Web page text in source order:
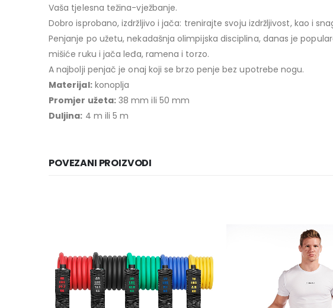
Vaša tjelesna težina-vježbanje.
Dobro isprobano, izdržljivo i jača: trenirajte svoju izdržljivost, kao i
Penjanje po užetu, nekadašnja olimpijska disciplina, danas je
mišiće ruku i jača leđa, ramena i torzo.
A najbolji penjač je onaj koji se brzo penje bez upotrebe nogu.
Materijal:konoplja
Promjer užeta:38 mm ili 50 mm
Duljina: 4 m ili 5 m
POVEZANI PROIZVODI